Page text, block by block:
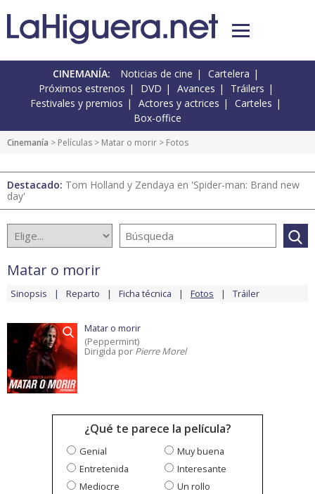
CINEMANÍA: Noticias de cine
Cartelera
Próximos estrenos
DVD Avances
Tráilers
Festivales y premios
Actores y actrices
Carteles
Box-office
Cinemanía > Películas > Matar o morir > Fotos
Destacado: Tom Holland y Zendaya en 'Spider-man: Brand new
day'
Matar o morir
Sinopsis Reparto Ficha técnica Fotos Tráiler
Matar o morir
(Peppermint)
Dirigida por Pierre Morel
¿Qué te parece la película?
Genial
Muy buena
Entretenida
Interesante
Mediocre
Un rollo